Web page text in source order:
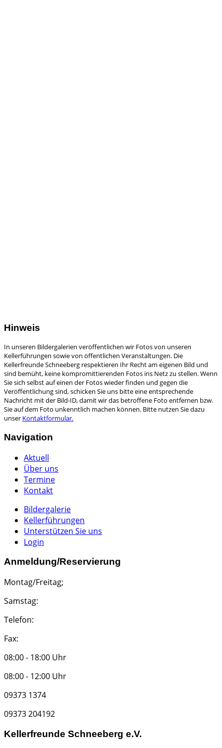
Hinweis
In unseren Bildergalerien veröffentlichen wir Fotos von unseren
Kellerführungen sowie von öffentlichen Veranstaltungen. Die
Kellerfreunde Schneeberg respektieren Ihr Recht am eigenen Bild und
sind bemüht, keine kompromittierenden Fotos ins Netz zu stellen. Wenn
Sie sich selbst auf einen der Fotos wieder finden und gegen die
Veröffentlichung sind, schicken Sie uns bitte eine entsprechende
Nachricht mit der Bild-ID, damit wir das betroffene Foto entfernen bzw.
Sie auf dem Foto unkenntlich machen können. Bitte nutzen Sie dazu
unser Kontaktformular.
Navigation
Aktuell
Über uns
Termine
Kontakt
Bildergalerie
Kellerführungen
Unterstützen Sie uns
Login
Anmeldung/Reservierung
Montag/Freitag;
Samstag:
Telefon:
Fax:
08:00 - 18:00 Uhr
08:00 - 12:00 Uhr
09373 1374
09373 204192
Kellerfreunde Schneeberg e.V.